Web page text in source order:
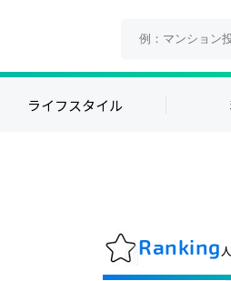
ライフスタイル
Ranking